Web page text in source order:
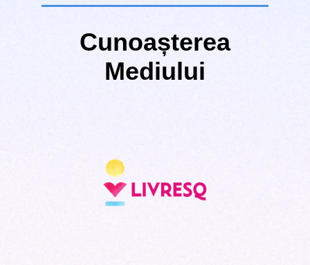
Cunoașterea
Mediului